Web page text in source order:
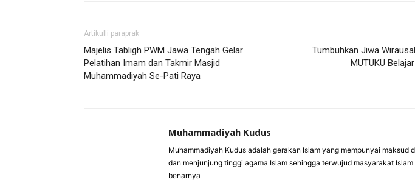
Artikulli paraprak
Majelis Tabligh PWM Jawa Tengah Gelar
Pelatihan Imam dan Takmir Masjid
Muhammadiyah Se-Pati Raya
Tumbuhkan Jiwa
MUTUKU
Muhammadiyah Kudus
Muhammadiyah Kudus adalah gerakan Islam yang mempunyai maksud
dan menjunjung tinggi agama Islam sehingga terwujud masyarakat
benarnya